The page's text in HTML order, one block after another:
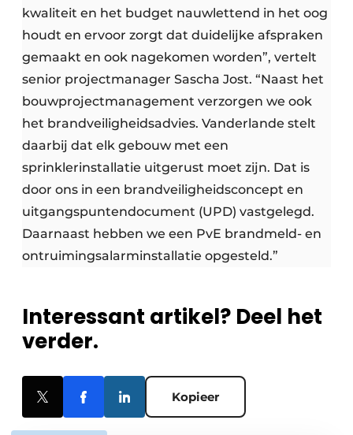
kwaliteit en het budget nauwlettend in het oog
houdt en ervoor zorgt dat duidelijke afspraken
gemaakt en ook nagekomen worden”, vertelt
senior projectmanager Sascha Jost. “Naast het
bouwprojectmanagement verzorgen we ook
het brandveiligheidsadvies. Vanderlande stelt
daarbij dat elk gebouw met een
sprinklerinstallatie uitgerust moet zijn. Dat is
door ons in een brandveiligheidsconcept en
uitgangspuntendocument (UPD) vastgelegd.
Daarnaast hebben we een PvE brandmeld- en
ontruimingsalarminstallatie opgesteld.”
Interessant artikel? Deel het
verder.
Kopieer